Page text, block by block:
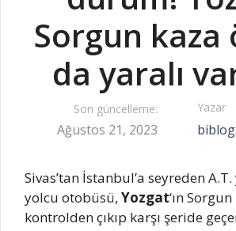
Sorgun kaza
da yaralı
Son güncelleme:
Ağustos 21, 2023
Yazar
biblog
Sivas’tan İstanbul’a seyreden
yolcu otobüsü, Yozgat‘ın
kontrolden çıkıp karşı şeride